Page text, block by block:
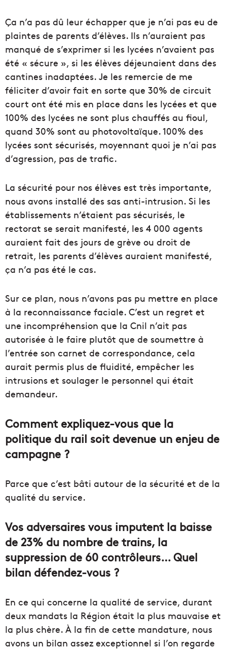
Ça n’a pas dû leur échapper que je n’ai pas eu de
plaintes de parents d’élèves. Ils n’auraient pas
manqué de s’exprimer si les lycées n’avaient pas
été « sécure », si les élèves déjeunaient dans des
cantines inadaptées. Je les remercie de me
féliciter d’avoir fait en sorte que 30% de circuit
court ont été mis en place dans les lycées et que
100% des lycées ne sont plus chauffés au fioul,
quand 30% sont au photovoltaïque. 100% des
lycées sont sécurisés, moyennant quoi je n’ai pas
d’agression, pas de trafic.
La sécurité pour nos élèves est très importante,
nous avons installé des sas anti-intrusion. Si les
établissements n’étaient pas sécurisés, le
rectorat se serait manifesté, les 4 000 agents
auraient fait des jours de grève ou droit de
retrait, les parents d’élèves auraient manifesté,
ça n’a pas été le cas.
Sur ce plan, nous n’avons pas pu mettre en place
à la reconnaissance faciale. C’est un regret et
une incompréhension que la Cnil n’ait pas
autorisée à le faire plutôt que de soumettre à
l’entrée son carnet de correspondance, cela
aurait permis plus de fluidité, empêcher les
intrusions et soulager le personnel qui était
demandeur.
Comment expliquez-vous que la
politique du rail soit devenue un enjeu de
campagne ?
Parce que c’est bâti autour de la sécurité et de la
qualité du service.
Vos adversaires vous imputent la baisse
de 23% du nombre de trains, la
suppression de 60 contrôleurs… Quel
bilan défendez-vous ?
En ce qui concerne la qualité de service, durant
deux mandats la Région était la plus mauvaise et
la plus chère. À la fin de cette mandature, nous
avons un bilan assez exceptionnel si l’on regarde